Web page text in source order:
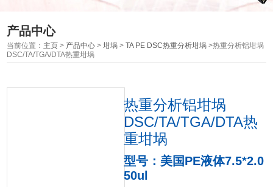
产品中心
当前位置： 主页 > 产品中心 >坩埚 >TA PE DSC热重分析坩埚 >热重分析铝坩埚
DSC/TA/TGA/DTA热重坩埚
热重分析铝坩埚
DSC/TA/TGA/DTA热
重坩埚
型号：美国PE液体7.5*2.0
50ul